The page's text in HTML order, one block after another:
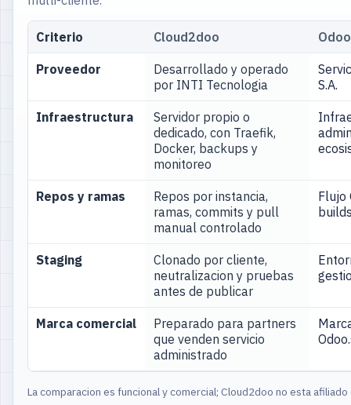
Criterio Cloud2doo
Proveedor
Desarrollado y operado
por INTI Tecnologia
S.A.
Infraestructura
Servidor propio o
dedicado, con Traefik,
Docker, backups y
monitoreo
Repos y ramas
Repos por instancia,
ramas, commits y pull
manual controlado
Flujo
Staging
Clonado por cliente,
neutralizacion y pruebas
antes de publicar
Marca comercial
Preparado para partners
que venden servicio
administrado
La comparacion es funcional y comercial; Cloud2doo no esta